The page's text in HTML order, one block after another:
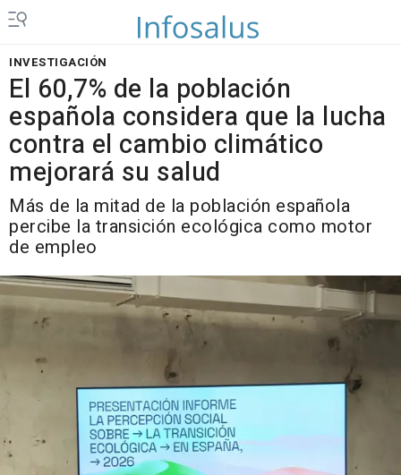
INVESTIGACIÓN
El 60,7% de la población
española considera que la lucha
contra el cambio climático
mejorará su salud
Más de la mitad de la población española
percibe la transición ecológica como motor
de empleo